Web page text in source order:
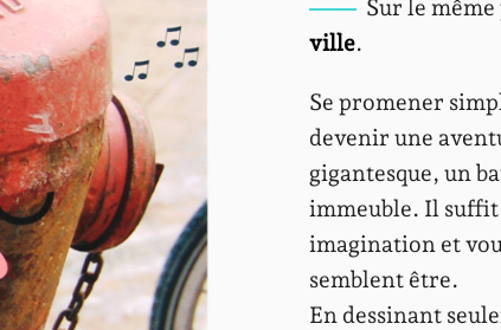
Sur le
ville.
Se promener
devenir une
gigantesque, un
immeuble. Il suffit
imagination et
semblent être.
En dessinant